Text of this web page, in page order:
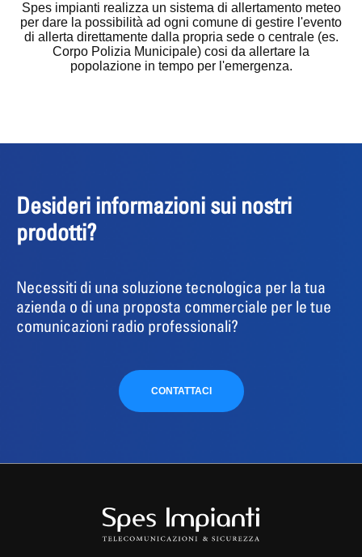
Spes impianti realizza un sistema di allertamento meteo
per dare la possibilità ad ogni comune di gestire l'evento
di allerta direttamente dalla propria sede o centrale (es.
Corpo Polizia Municipale) cosi da allertare la
popolazione in tempo per l'emergenza.
Desideri informazioni sui nostri
prodotti?
Necessiti di una soluzione tecnologica per la tua
azienda o di una proposta commerciale per le tue
comunicazioni radio professionali?
CONTATTACI